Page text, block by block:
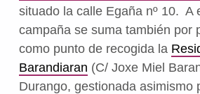
situado la calle Egaña nº 10. A
campaña se suma también por
como punto de recogida la
Barandiaran (C/ Joxe Miel
Durango, gestionada asimismo